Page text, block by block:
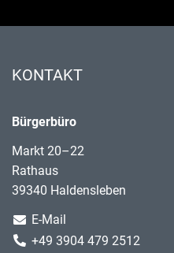
KONTAKT
Bürgerbüro
Markt 20–22
Rathaus
39340 Haldensleben
E-Mail
+49 3904 479 2512